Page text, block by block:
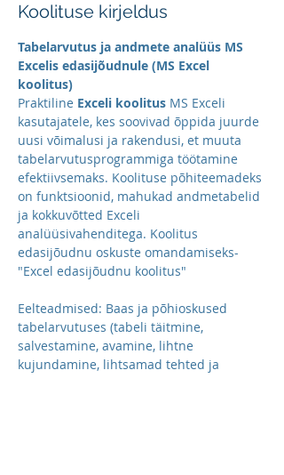
Koolituse kirjeldus
Tabelarvutus ja andmete analüüs MS
Excelis edasijõudnule (MS Excel
koolitus)
Praktiline Exceli koolitus MS Exceli
kasutajatele, kes soovivad õppida juurde
uusi võimalusi ja rakendusi, et muuta
tabelarvutusprogrammiga töötamine
efektiivsemaks. Koolituse põhiteemadeks
on funktsioonid, mahukad andmetabelid
ja kokkuvõtted Exceli
analüüsivahenditega. Koolitus
edasijõudnu oskuste omandamiseks-
"Excel edasijõudnu koolitus"
Eelteadmised: Baas ja põhioskused
tabelarvutuses (tabeli täitmine,
salvestamine, avamine, lihtne
kujundamine, lihtsamad tehted ja